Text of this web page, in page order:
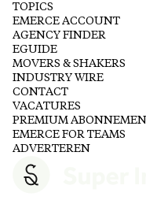
TOPICS
EMERCE ACCOUNT
AGENCY FINDER
EGUIDE
MOVERS & SHAKERS
INDUSTRY WIRE
CONTACT
VACATURES
PREMIUM
EMERCE FOR TEAMS
ADVERTEREN